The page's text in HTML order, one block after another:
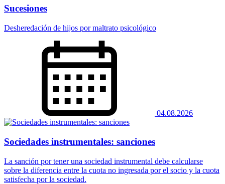
Sucesiones
Desheredación de hijos por maltrato psicológico
04.08.2026
Sociedades instrumentales: sanciones
La sanción por tener una sociedad instrumental debe calcularse
sobre la diferencia entre la cuota no ingresada por el socio y la cuota
satisfecha por la sociedad.